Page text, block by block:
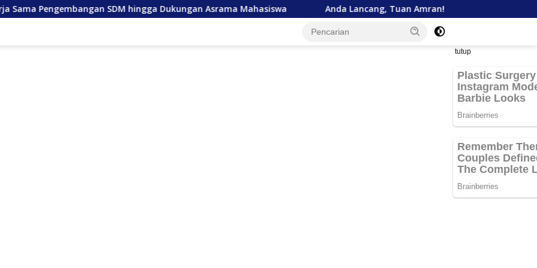
SDM hingga Dukungan Asrama Mahasiswa Anda Lancang, Tuan Amran! Bank Aceh Tegaskan Komitmen
tutup